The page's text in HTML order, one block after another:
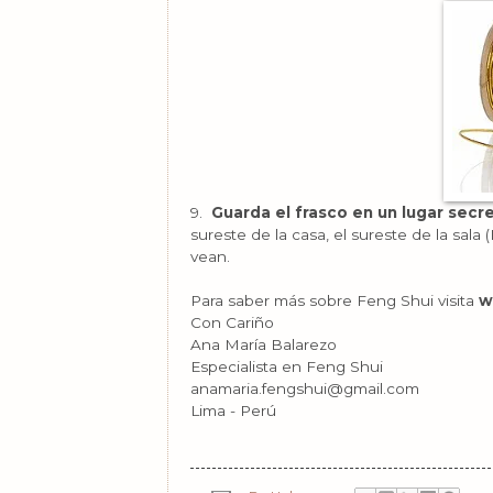
9. Guarda el frasco en un lugar
sureste de la casa, el sureste de la
vean.
Para saber más sobre Feng Shui visita
Con Cariño
Ana María Balarezo
Especialista en Feng Shui
anamaria.fengshui@gmail.com
Lima - Perú